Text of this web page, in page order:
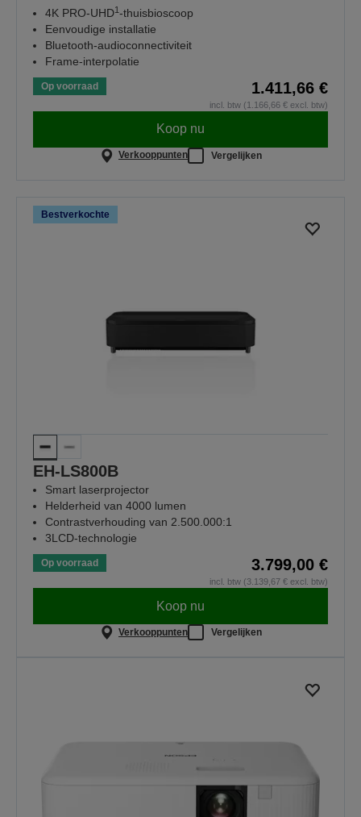
4K PRO-UHD1-thuisbioscoop
Eenvoudige installatie
Bluetooth-audioconnectiviteit
Frame-interpolatie
Op voorraad 1.411,66 €
incl. btw (1.166,66 € excl. btw)
Koop nu
Verkooppunten Vergelijken
Bestverkochte
EH-LS800B
Smart laserprojector
Helderheid van 4000 lumen
Contrastverhouding van 2.500.000:1
3LCD-technologie
Op voorraad 3.799,00 €
incl. btw (3.139,67 € excl. btw)
Koop nu
Verkooppunten Vergelijken